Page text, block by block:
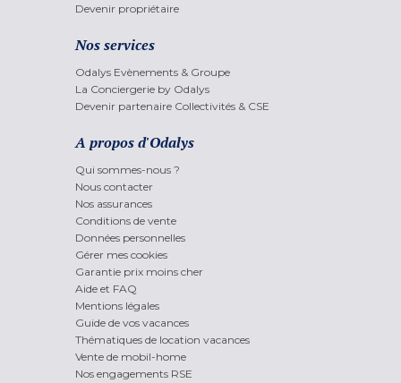
Devenir propriétaire
Nos services
Odalys Evènements & Groupe
La Conciergerie by Odalys
Devenir partenaire Collectivités & CSE
A propos d'Odalys
Qui sommes-nous ?
Nous contacter
Nos assurances
Conditions de vente
Données personnelles
Gérer mes cookies
Garantie prix moins cher
Aide et FAQ
Mentions légales
Guide de vos vacances
Thématiques de location vacances
Vente de mobil-home
Nos engagements RSE